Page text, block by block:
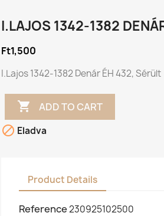
I.LAJOS 1342-1382
Ft1,500
I.Lajos 1342-1382 Denár ÉH 432, Sérült
 ADD TO CART
 Eladva
Product Details
Reference230925102500